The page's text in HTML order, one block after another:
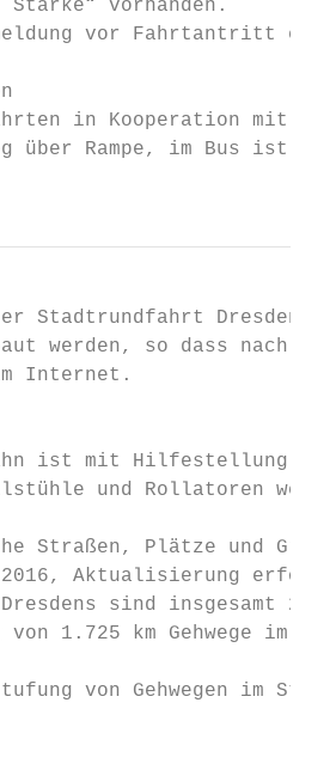
Starke“ vorhanden.
vor Fahrtantritt
in Kooperation mit
über Rampe, im Bus ist
Stadtrundfahrt Dresden
werden, so dass nach
Internet.
ist mit Hilfestellung des
und Rollatoren
Straßen, Plätze und
2016, Aktualisierung erfolgt
sind insgesamt
1.725 km Gehwege im
von Gehwegen im